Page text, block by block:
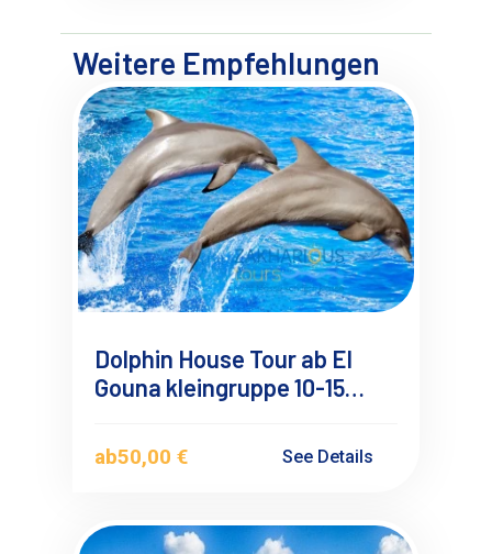
Weitere Empfehlungen
Dolphin House Tour ab El
Gouna kleingruppe 10-15
ab50,00 € See Details